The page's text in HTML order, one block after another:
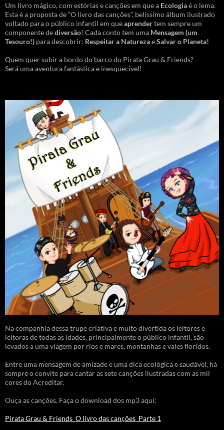
Um livro mágico, com estórias e canções em que a Ecologiaé o lema.
Esta é a proposta de “O livro das canções”, belíssimo álbum ilustrado
voltado para o público infantil em queaprendertem sempre um
componente dediversão! Cada conto tem uma Mensagem (um
Tesouro!) para descobrir: Respeitar a NaturezaeSalvar o Planeta!
Quem quer subir a bordo do barco do Pirata Grau & Friends?
Será uma aventura fantástica e inesquecível!
Na companhia dessa trupe criativa e muito divertida os leitores e
leitoras de todas as idades, principalmente o público infantil, são
levados a uma viagem por rios e mares, montanhas e vales floridos.
Entre uma mensagem de amizade e uma dica ecológica e saudável, há
sempre o convite para cantar as sete canções ilustradas com as mil
cores do Acreditar.
Ouça as canções. Faça o download dos mp3 aqui:
Pirata Grau & Friends_O livro das canções_Parte 1